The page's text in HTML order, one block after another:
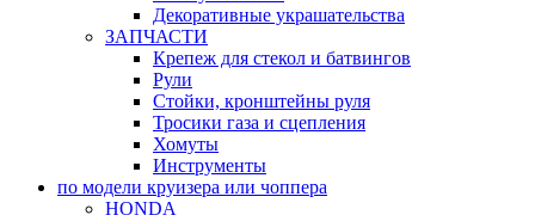
Декоративные украшательства
ЗАПЧАСТИ
Крепеж для стекол и батвингов
Рули
Стойки, кронштейны руля
Тросики газа и сцепления
Хомуты
Инструменты
по модели круизера или чоппера
HONDA